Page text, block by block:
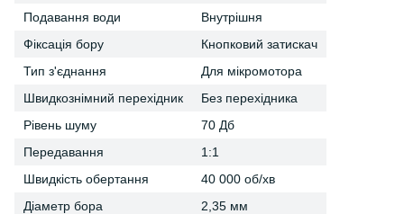
Подавання води
Внутрішня
Фіксація бору
Кнопковий затискач
Тип з'єднання
Для мікромотора
Швидкознімний перехідник
Без перехідника
Рівень шуму
70 Дб
Передавання
1:1
Швидкість обертання
40 000 об/хв
Діаметр бора
2,35 мм